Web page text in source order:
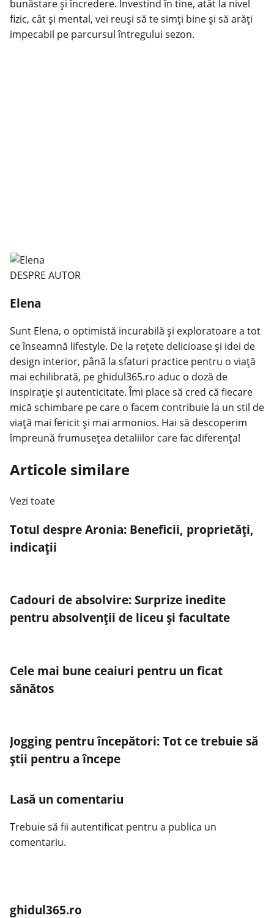
bunăstare și încredere. Investind în tine, atât la nivel
fizic, cât și mental, vei reuși să te simți bine și să arăți
impecabil pe parcursul întregului sezon.
DESPRE AUTOR
Elena
Sunt Elena, o optimistă incurabilă și exploratoare a tot
ce înseamnă lifestyle. De la rețete delicioase și idei de
design interior, până la sfaturi practice pentru o viață
mai echilibrată, pe ghidul365.ro aduc o doză de
inspirație și autenticitate. Îmi place să cred că fiecare
mică schimbare pe care o facem contribuie la un stil de
viață mai fericit și mai armonios. Hai să descoperim
împreună frumusețea detaliilor care fac diferența!
Articole similare
Vezi toate
Totul despre Aronia: Beneficii, proprietăți,
indicații
Cadouri de absolvire: Surprize inedite
pentru absolvenții de liceu și facultate
Cele mai bune ceaiuri pentru un ficat
sănătos
Jogging pentru începători: Tot ce trebuie să
știi pentru a începe
Lasă un comentariu
Trebuie să fii autentificat pentru a publica un
comentariu.
ghidul365.ro